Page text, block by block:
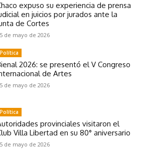
expuso su experiencia de prensa
en juicios por jurados ante la
de Cortes
de mayo de 2026
Política
2026: se presentó el V Congreso
de Artes
de mayo de 2026
Política
provinciales visitaron el
Villa Libertad en su 80° aniversario
de mayo de 2026